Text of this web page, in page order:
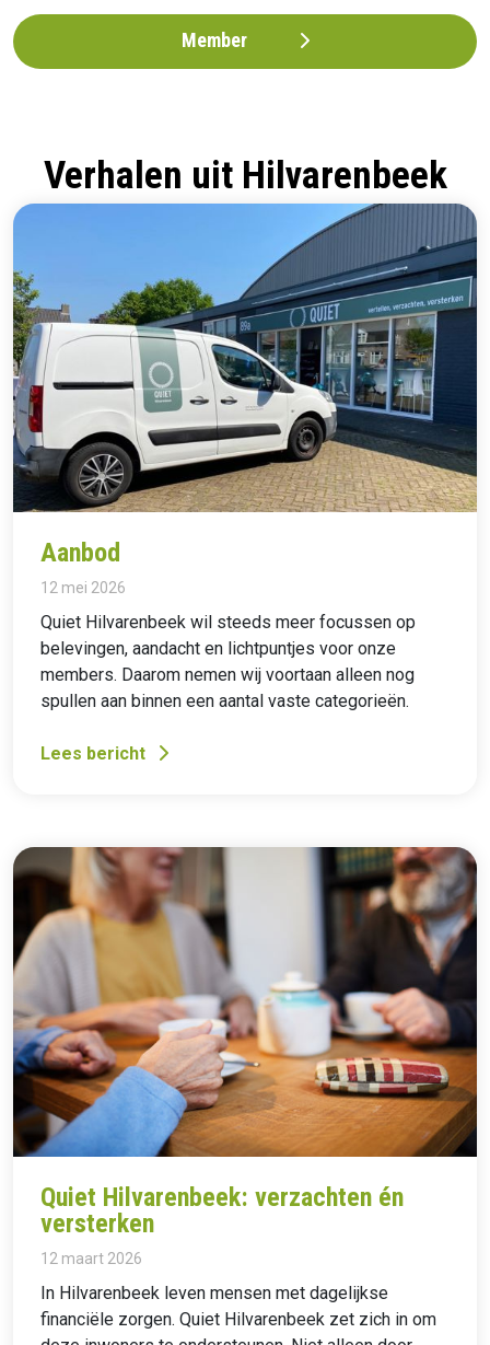
Member
Verhalen uit Hilvarenbeek
Aanbod
12 mei 2026
Quiet Hilvarenbeek wil steeds meer focussen op
belevingen, aandacht en lichtpuntjes voor onze
members. Daarom nemen wij voortaan alleen nog
spullen aan binnen een aantal vaste categorieën.
Lees bericht
Quiet Hilvarenbeek: verzachten én
versterken
12 maart 2026
In Hilvarenbeek leven mensen met dagelijkse
financiële zorgen. Quiet Hilvarenbeek zet zich in om